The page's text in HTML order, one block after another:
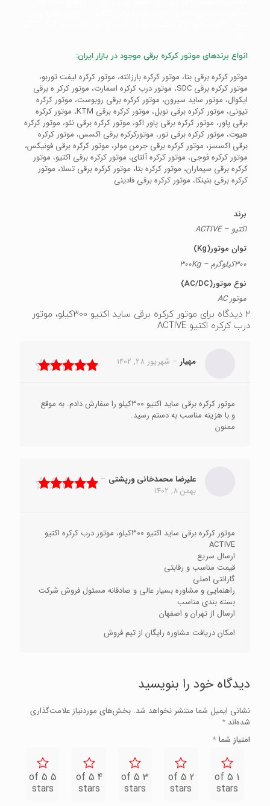
انواع برندهای موتور کرکره برقی موجود در بازار ایران:
موتور کرکره برقی بتا، موتور کرکره بارزانته، موتور کرکره لیفت توربو،
موتور کرکره برقی SDC، موتور درب کرکره اسمارت، موتور کرکر ه برقی
ایکوال، موتور ساید سیرون، موتور کرکره برقی روبوست، موتور کرکره
تیونی، موتور کرکره برقی نوبل، موتور کرکره برقی KTM، موتور کرکره
برقی پاور، موتور کرکره برقی پاور اکو، موتور کرکره برقی نئو، موتور کرکره
هیوت، موتور کرکره برقی تور، موتورکرکره برقی اکسس، موتور کرکره
برقی اکسسز، موتور کرکره برقی جرمن مولر، موتور کرکره برقی فونیکس،
موتور کرکره فوجی، موتور کرکره آلتای، موتور کرکره برقی اکتیو، موتور
کرکره برقی سیماران، موتور کرکره بتا، موتور کرکره برقی تسلا، موتور
کرکره برقی بنینکا، موتور کرکره برقی فادینی
برند
اکتیو – ACTIVE
توان موتور(Kg)
300کیلوگرم – 300Kg
نوع موتور(AC/DC)
موتور AC
2 دیدگاه برای
موتور کرکره برقی ساید اکتیو 300کیلو، موتور
درب کرکره اکتیو ACTIVE
مهیار– شهریور 28, 1402
موتور کرکره برقی ساید اکتیو 300کیلو را سفارش دادم. به موقع
و با هزینه مناسب به دستم رسید.
ممنون
علیرضا محمدخانی ورپشتی –
بهمن 8, 1402
موتور کرکره برقی ساید اکتیو 300کیلو، موتور درب کرکره اکتیو
ACTIVE
ارسال سریع
قیمت مناسب و رقابتی
گارانتی اصلی
راهنمایی و مشاوره بسیار عالی و صادقانه مسئول فروش شرکت
بسته بندی مناسب
ارسال از تهران و اصفهان
امکان دریافت مشاوره رایگان از تیم فروش
دیدگاه خود را بنویسید
نشانی ایمیل شما منتشر نخواهد شد. بخش‌های موردنیاز علامت‌گذاری
شده‌اند *
امتیاز شما*
1 of 5
stars
2 of 5
stars
3 of 5
stars
4 of 5
stars
5 of 5
stars